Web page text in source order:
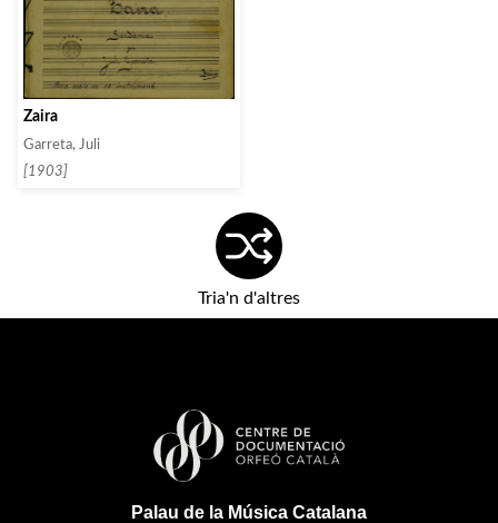
Zaira
Garreta, Juli
[1903]
Tria'n d'altres
Palau de la Música Catalana